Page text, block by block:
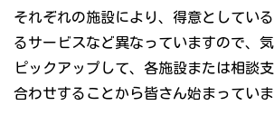
それぞれの施設により、得意としてい
るサービスなど異なっていますので、
ピックアップして、各施設または相談
合わせすることから皆さん始まっていま